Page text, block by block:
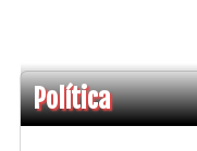
Política